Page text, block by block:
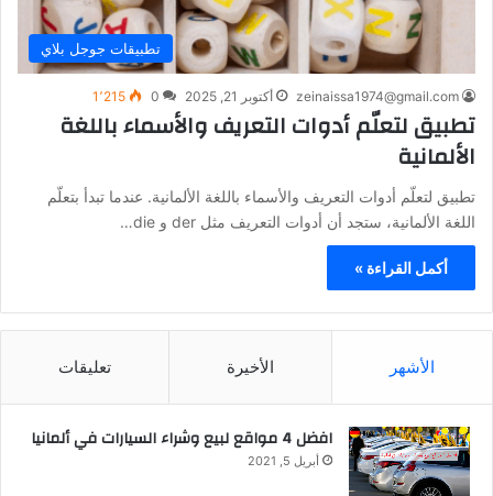
تطبيقات جوجل بلاي
zeinaissa1974@gmail.com أكتوبر 21, 2025 0 1٬215
تطبيق لتعلّم أدوات التعريف والأسماء باللغة
الألمانية
تطبيق لتعلّم أدوات التعريف والأسماء باللغة الألمانية. عندما تبدأ بتعلّم
اللغة الألمانية، ستجد أن أدوات التعريف مثل der و die…
أكمل القراءة »
الأشهر الأخيرة تعليقات
افضل 4 مواقع لبيع وشراء السيارات في ألمانيا
أبريل 5, 2021